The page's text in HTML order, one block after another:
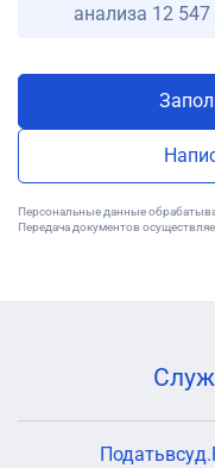
анализа 12
Персональные данные
Передача документов